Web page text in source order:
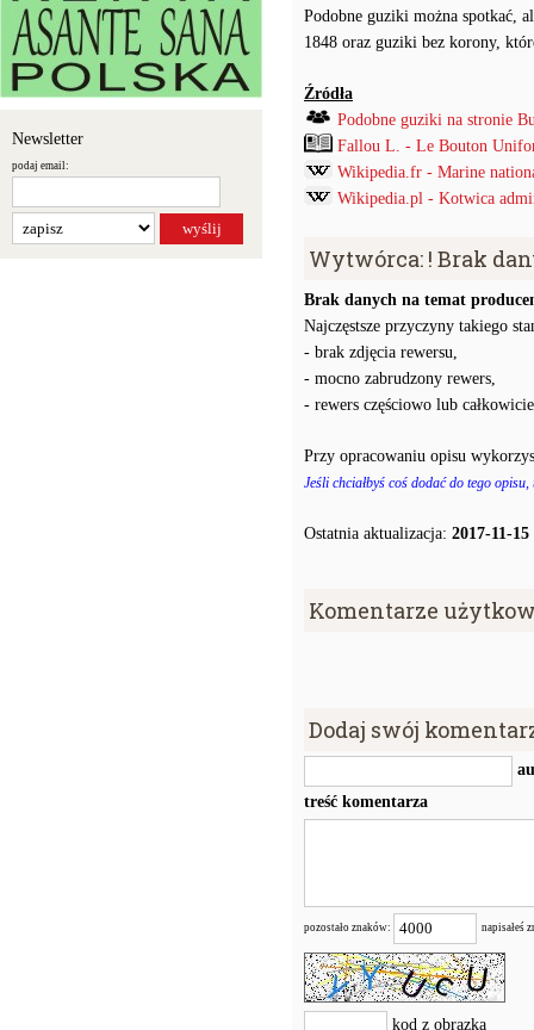
Newsletter
podaj email:
Podobne guziki można spotkać,
1848 oraz guziki bez korony,
Źródła
Podobne guziki na stronie
Fallou L. - Le Bouton
Wikipedia.fr - Marine
Wikipedia.pl - Kotwica
Wytwórca: ! Brak
Brak danych na temat
Najczęstsze przyczyny takiego
- brak zdjęcia rewersu,
- mocno zabrudzony rewers,
- rewers częściowo lub
Przy opracowaniu opisu
Jeśli chciałbyś coś dodać do tego
Ostatnia aktualizacja: 2017-11-15
Komentarze
Dodaj swój
treść komentarza
pozostało znaków: napisałeś
kod z obrazka